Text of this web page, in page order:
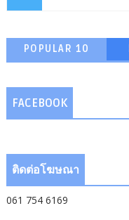
POPULAR 10
FACEBOOK
ติดต่อโฆษณา
061 754 6169